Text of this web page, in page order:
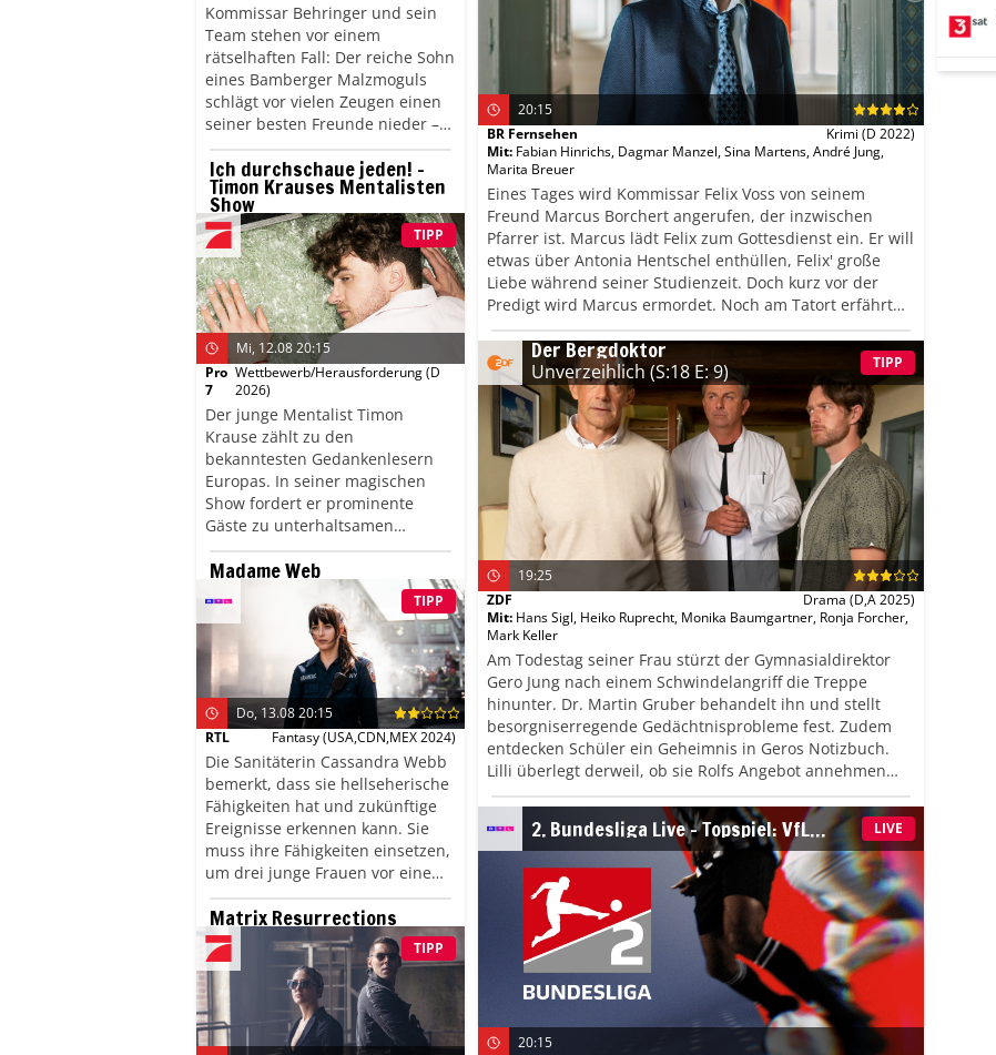
Kommissar Behringer und sein
Team stehen vor einem
rätselhaften Fall: Der reiche Sohn
eines Bamberger Malzmoguls
schlägt vor vielen Zeugen einen
seiner besten Freunde nieder –
ohne erkennbares Motiv. Die
spannende Jagd nach dem
flüchtigen Mörder führt sie tief in
das verzweigte Stollensystem der
Stadt, wobei immer wieder
unerwartete Wendungen und
neue Geheimnisse ans Licht
kommen.
Ich durchschaue jeden! –
Timon Krauses Mentalisten
Show
TIPP
Mi, 12.08 20:15
Pro
7
Wettbewerb/Herausforderung(D
2026)
Der junge Mentalist Timon
Krause zählt zu den
bekanntesten Gedankenlesern
Europas. In seiner magischen
Show fordert er prominente
Gäste zu unterhaltsamen
psychologischen Spielen rund
um Gedankenlesen,
Körpersprache und Manipulation
heraus. Wer behält die Nerven?
Und wer manipuliert am Ende
wen? Der Moderator Matthias
Opdenhövel freut sich auf einen
Abend voller überraschender
Wendungen.
Madame Web
TIPP
Do, 13.08 20:15
RTL
Fantasy (USA,CDN,MEX 2024)
Die Sanitäterin Cassandra Webb
bemerkt, dass sie hellseherische
Fähigkeiten hat und zukünftige
Ereignisse erkennen kann. Sie
muss ihre Fähigkeiten einsetzen,
um drei junge Frauen vor einem
Bösewicht zu beschützen, der sie
ermorden will. Doch dieser
verfügt ebenfalls über
außergewöhnliche Fähigkeiten
und hat zudem mit Cassandras
Vergangenheit zu tun. Wird sie
es schaffen, ihren Gegner zu
besiegen?
Matrix Resurrections
TIPP
20:15
BR Fernsehen
Krimi (D 2022)
Mit: Fabian Hinrichs, Dagmar Manzel,Sina Martens,André Jung,
Marita Breuer
Eines Tages wird Kommissar Felix Voss von seinem
Freund Marcus Borchert angerufen, der inzwischen
Pfarrer ist. Marcus lädt Felix zum Gottesdienst ein. Er will
etwas über Antonia Hentschel enthüllen, Felix' große
Liebe während seiner Studienzeit. Doch kurz vor der
Predigt wird Marcus ermordet. Noch am Tatort erfährt
Felix, dass sich Toni vor zwei Jahren das Leben
genommen hat. Felix ist der Meinung, dass es eine
Verbindung zwischen dem Tod von Toni und von Marcus
gibt.
Der Bergdoktor
Unverzeihlich (S:18 E: 9) TIPP
19:25
ZDF
Drama (D,A 2025)
Mit: Hans Sigl, Heiko Ruprecht, Monika Baumgartner, Ronja Forcher,
Mark Keller
Am Todestag seiner Frau stürzt der Gymnasialdirektor
Gero Jung nach einem Schwindelangriff die Treppe
hinunter. Dr. Martin Gruber behandelt ihn und stellt
besorgniserregende Gedächtnisprobleme fest. Zudem
entdecken Schüler ein Geheimnis in Geros Notizbuch.
Lilli überlegt derweil, ob sie Rolfs Angebot annehmen
und den Landhandel übernehmen soll, anstatt ihr langes
Medizinstudium abzuwarten.
2. Bundesliga Live – Topspiel: VfL
Wolfsburg – 1. FC Kaiserslautern
LIVE
20:15